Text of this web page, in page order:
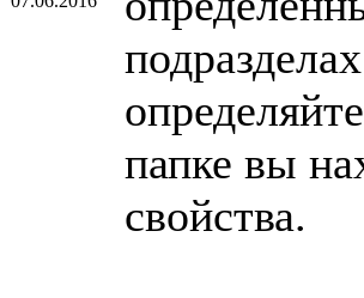
папке вы
свойства.